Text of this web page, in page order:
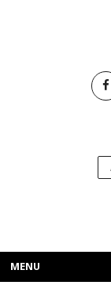
MENU